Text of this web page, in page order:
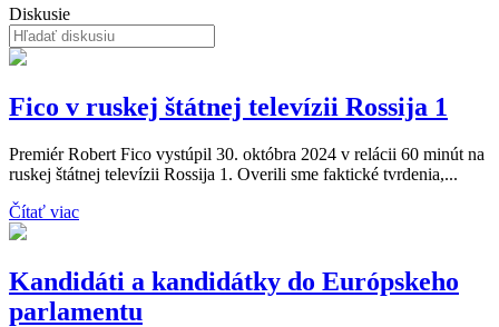
Diskusie
Fico v ruskej štátnej televízii Rossija 1
Premiér Robert Fico vystúpil 30. októbra 2024 v relácii 60 minút na
ruskej štátnej televízii Rossija 1. Overili sme faktické tvrdenia,...
Čítať viac
Kandidáti a kandidátky do Európskeho
parlamentu